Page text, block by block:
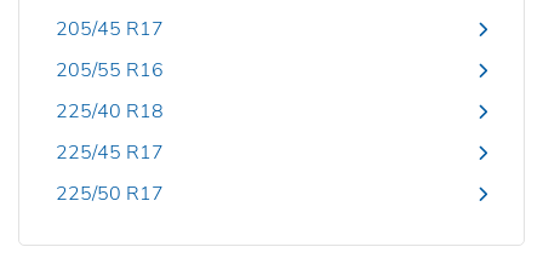
205/45 R17
205/55 R16
225/40 R18
225/45 R17
225/50 R17